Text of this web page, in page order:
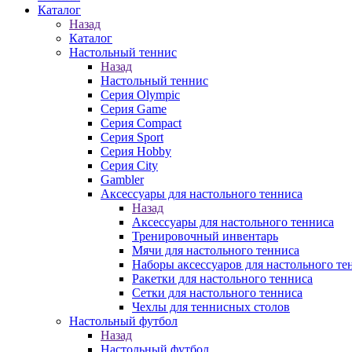
Каталог
Назад
Каталог
Настольный теннис
Назад
Настольный теннис
Серия Olympic
Серия Game
Серия Compact
Серия Sport
Серия Hobby
Серия City
Gambler
Аксессуары для настольного тенниса
Назад
Аксессуары для настольного тенниса
Тренировочный инвентарь
Мячи для настольного тенниса
Наборы аксессуаров для настольного
Ракетки для настольного тенниса
Сетки для настольного тенниса
Чехлы для теннисных столов
Настольный футбол
Назад
Настольный футбол